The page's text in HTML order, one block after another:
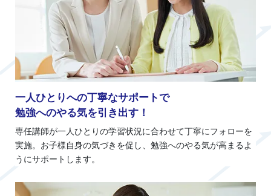
一人ひとりへの丁寧なサポートで
勉強へのやる気を引き出す！
専任講師が一人ひとりの学習状況に合わせて丁寧にフォローを
実施。お子様自身の気づきを促し、勉強へのやる気が高まるよ
うにサポートします。